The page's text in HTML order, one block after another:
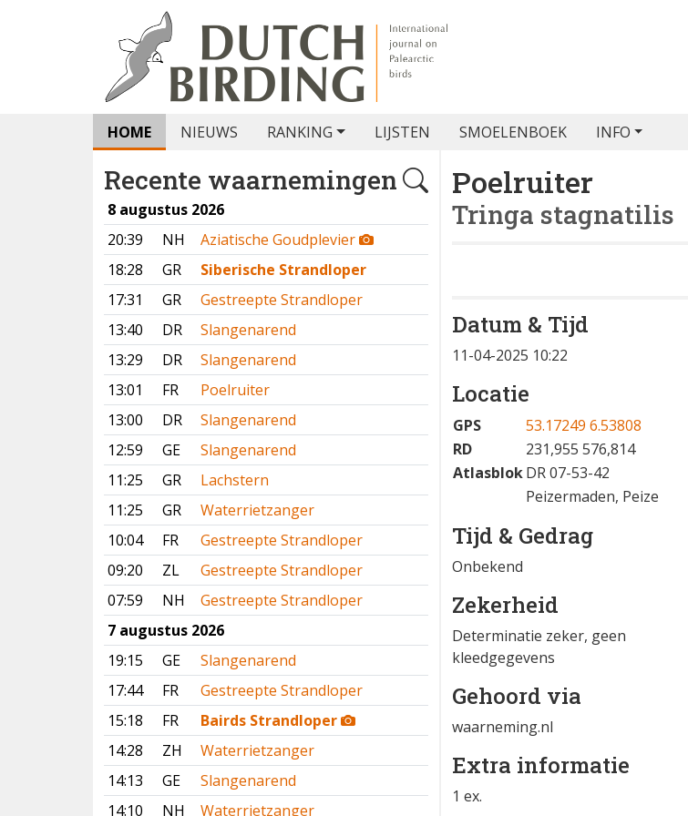
HOME NIEUWS RANKING LIJSTEN SMOELENBOEK INFO
Recente waarnemingen
8 augustus 2026
20:39
NH
Aziatische Goudplevier
18:28
GR
Siberische Strandloper
17:31
GR
Gestreepte Strandloper
13:40
DR
Slangenarend
13:29
DR
Slangenarend
13:01
FR
Poelruiter
13:00
DR
Slangenarend
12:59
GE
Slangenarend
11:25
GR
Lachstern
11:25
GR
Waterrietzanger
10:04
FR
Gestreepte Strandloper
09:20
ZL
Gestreepte Strandloper
07:59
NH
Gestreepte Strandloper
7 augustus 2026
19:15
GE
Slangenarend
17:44
FR
Gestreepte Strandloper
15:18
FR
Bairds Strandloper
14:28
ZH
Waterrietzanger
14:13
GE
Slangenarend
14:10
NH
Waterrietzanger
Poelruiter
Tringa stagnatilis
Datum & Tijd
11-04-2025 10:22
Locatie
231,955 576,814
AtlasblokDR 07-53-42
Tijd & Gedrag
Onbekend
Zekerheid
Determinatie zeker, geen
kleedgegevens
Gehoord via
waarneming.nl